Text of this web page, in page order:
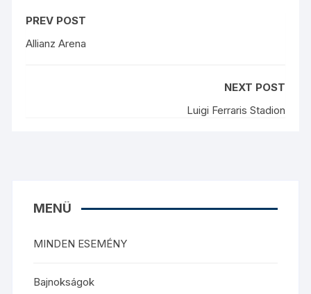
PREV POST
Allianz Arena
NEXT POST
Luigi Ferraris Stadion
MENÜ
MINDEN ESEMÉNY
Bajnokságok